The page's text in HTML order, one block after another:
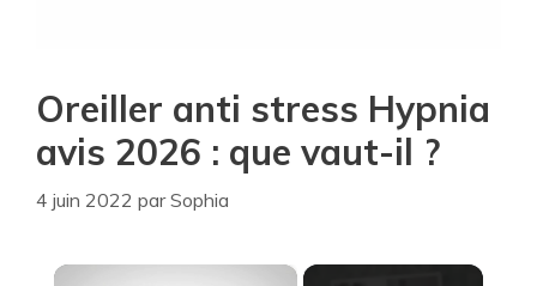
Oreiller anti stress Hypnia
avis 2026 : que vaut-il ?
4 juin 2022 parSophia
×